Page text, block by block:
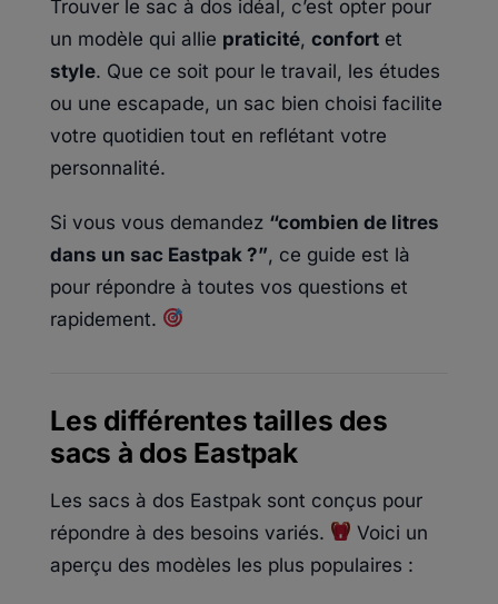
Trouver le sac à dos idéal, c’est opter pour
un modèle qui allie praticité, confort et
style. Que ce soit pour le travail, les études
ou une escapade, un sac bien choisi facilite
votre quotidien tout en reflétant votre
personnalité.
Si vous vous demandez “combien de litres
dans un sac Eastpak ?”, ce guide est là
pour répondre à toutes vos questions et
rapidement.
Les différentes tailles des
sacs à dos Eastpak
Les sacs à dos Eastpak sont conçus pour
répondre à des besoins variés.
Voici un
aperçu des modèles les plus populaires :